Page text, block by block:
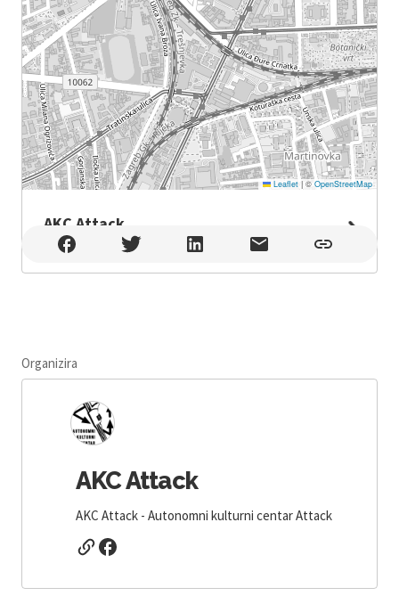
Leaflet |© OpenStreetMap
AKC Attack
AKC Attack , Zagreb
Organizira
AKC Attack
AKC Attack - Autonomni kulturni centar Attack